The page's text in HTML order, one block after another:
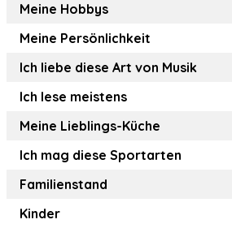
Meine Hobbys
Meine Persönlichkeit
Ich liebe diese Art von Musik
Ich lese meistens
Meine Lieblings-Küche
Ich mag diese Sportarten
Familienstand
Kinder